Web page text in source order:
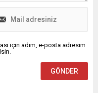
için adım, e-posta adresim